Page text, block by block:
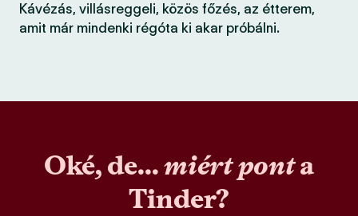
Kávézás, villásreggeli, közös főzés, az étterem,
amit már mindenki régóta ki akar próbálni.
Oké, de...miért ponta
Tinder?